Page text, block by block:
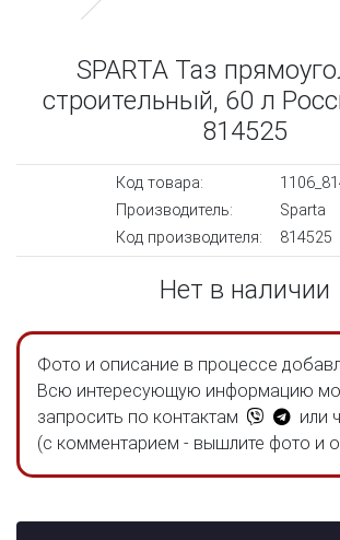
SPARTA Таз
строительный, 60 л
814525
Код товара:
Производитель:
Sparta
Код производителя:
814525
Нет в наличии
Фото и описание в процессе
Всю интересующую информацию
запросить по контактам
или
(с комментарием - вышлите фото и